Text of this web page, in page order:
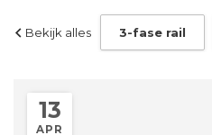
Bekijk alles 3-fase rail
13
APR